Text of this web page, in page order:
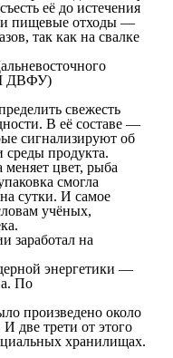
её до истечения
пищевые отходы —
так как на свалке
ДВФУ)
свежесть
В её составе —
сигнализируют об
среды продукта.
меняет цвет, рыба
смогла
сутки. И самое
учёных,
заработал на
энергетики —
По
произведено около
две трети от этого
хранилищах.